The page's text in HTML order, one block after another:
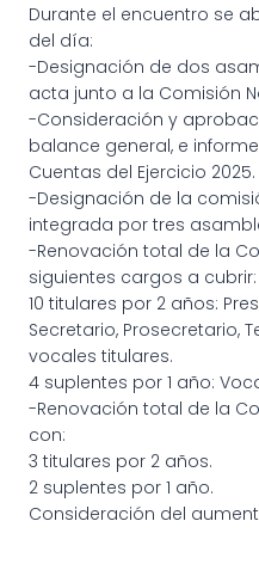
Durante el encuentro se
del día:
-Designación de dos
acta junto a la Comisión
-Consideración y
balance general, e
Cuentas del Ejercicio 2025.
-Designación de la
integrada por tres
-Renovación total de la
siguientes cargos a cubrir:
10 titulares por 2 años:
Secretario, Prosecretario,
vocales titulares.
4 suplentes por 1 año:
-Renovación total de la
con:
3 titulares por 2 años.
2 suplentes por 1 año.
Consideración del